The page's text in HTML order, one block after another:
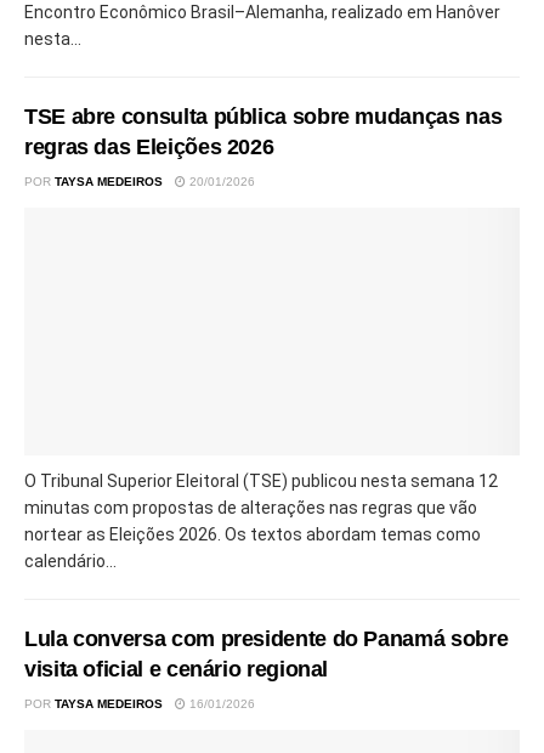
Encontro Econômico Brasil–Alemanha, realizado em Hanôver
nesta...
TSE abre consulta pública sobre mudanças nas
regras das Eleições 2026
POR TAYSA MEDEIROS 20/01/2026
O Tribunal Superior Eleitoral (TSE) publicou nesta semana 12
minutas com propostas de alterações nas regras que vão
nortear as Eleições 2026. Os textos abordam temas como
calendário...
Lula conversa com presidente do Panamá sobre
visita oficial e cenário regional
POR TAYSA MEDEIROS 16/01/2026